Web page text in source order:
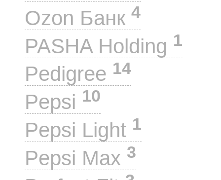
Ozon Банк 4
PASHA Holding 1
Pedigree 14
Pepsi 10
Pepsi Light 1
Pepsi Max 3